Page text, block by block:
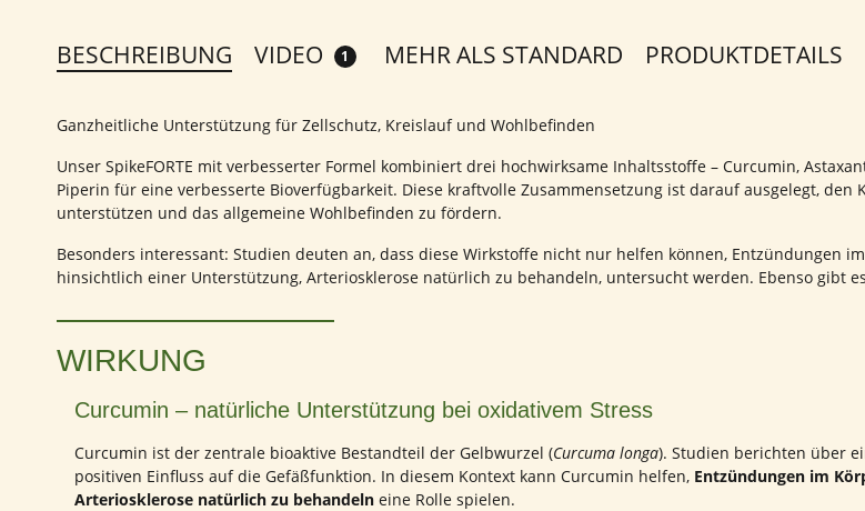
BESCHREIBUNG VIDEO 1 MEHR ALS STANDARD PRODUKTDETAILS
Ganzheitliche Unterstützung für Zellschutz, Kreislauf und Wohlbefinden
Unser SpikeFORTE mit verbesserter Formel kombiniert drei hochwirksame Inhaltsstoffe – Curcumin,
Piperin für eine verbesserte Bioverfügbarkeit. Diese kraftvolle Zusammensetzung ist darauf ausgelegt,
unterstützen und das allgemeine Wohlbefinden zu fördern.
Besonders interessant: Studien deuten an, dass diese Wirkstoffe nicht nur helfen können, Entzündungen
hinsichtlich einer Unterstützung, Arteriosklerose natürlich zu behandeln, untersucht werden. Ebenso gibt
WIRKUNG
Curcumin – natürliche Unterstützung bei oxidativem Stress
Curcumin ist der zentrale bioaktive Bestandteil der Gelbwurzel (Curcuma longa). Studien berichten über
positiven Einfluss auf die Gefäßfunktion. In diesem Kontext kann Curcumin helfen, Entzündungen im
Arteriosklerose natürlich zu behandelneine Rolle spielen.